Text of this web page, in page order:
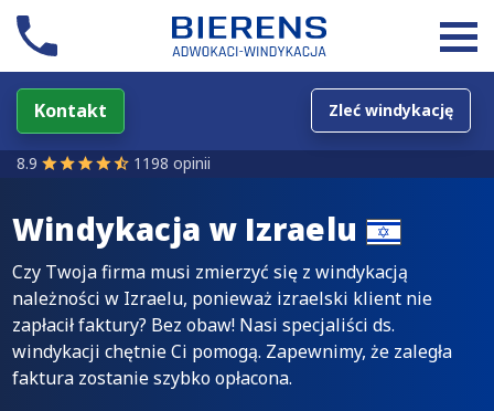
Kontakt Zleć windykację
8.9 1198 opinii
Windykacja w Izraelu
Czy Twoja firma musi zmierzyć się z windykacją
należności w Izraelu, ponieważ izraelski klient nie
zapłacił faktury? Bez obaw! Nasi specjaliści ds.
windykacji chętnie Ci pomogą. Zapewnimy, że zaległa
faktura zostanie szybko opłacona.